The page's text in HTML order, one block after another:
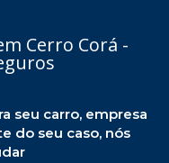
Cerro Corá -
seu carro, empresa
do seu caso, nós